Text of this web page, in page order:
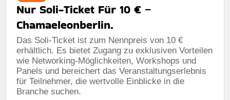
Nur Soli-Ticket Für 10 € –
Chamaeleonberlin.
Das Soli-Ticket ist zum Nennpreis von 10 €
erhältlich. Es bietet Zugang zu exklusiven Vorteilen
wie Networking-Möglichkeiten, Workshops und
Panels und bereichert das Veranstaltungserlebnis
für Teilnehmer, die wertvolle Einblicke in die
Branche suchen.